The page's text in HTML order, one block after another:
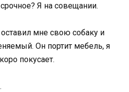
Я на совещании.
мне свою собаку и
Он портит мебель, я
покусает.